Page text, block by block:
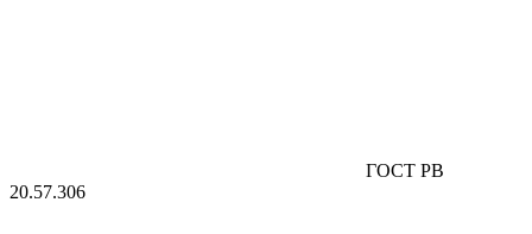
ГОСТ РВ
20.57.306